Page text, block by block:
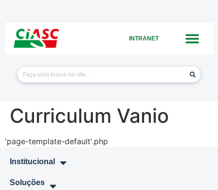
INTRANET
Curriculum Vanio
'page-template-default'.php
Institucional
Soluções